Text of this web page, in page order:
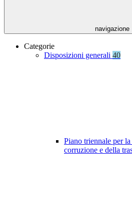
navigazione
Categorie
Disposizioni generali 40
Piano triennale per
corruzione e della